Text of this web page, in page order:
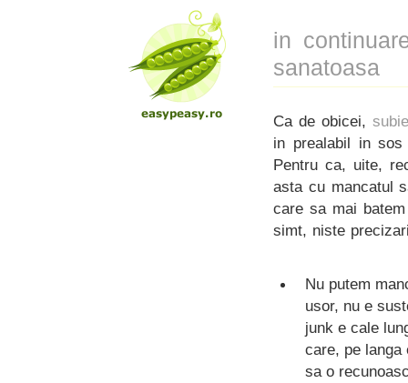
in
sanatoasa
Ca de obicei,
in prealabil in
Pentru ca, uite,
asta cu mancatul
care sa mai
simt, niste
Nu putem
usor, nu e
junk e cale
care, pe langa
sa o